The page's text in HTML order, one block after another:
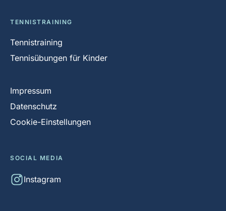
TENNISTRAINING
Tennistraining
Tennisübungen für Kinder
Impressum
Datenschutz
Cookie-Einstellungen
SOCIAL MEDIA
Instagram